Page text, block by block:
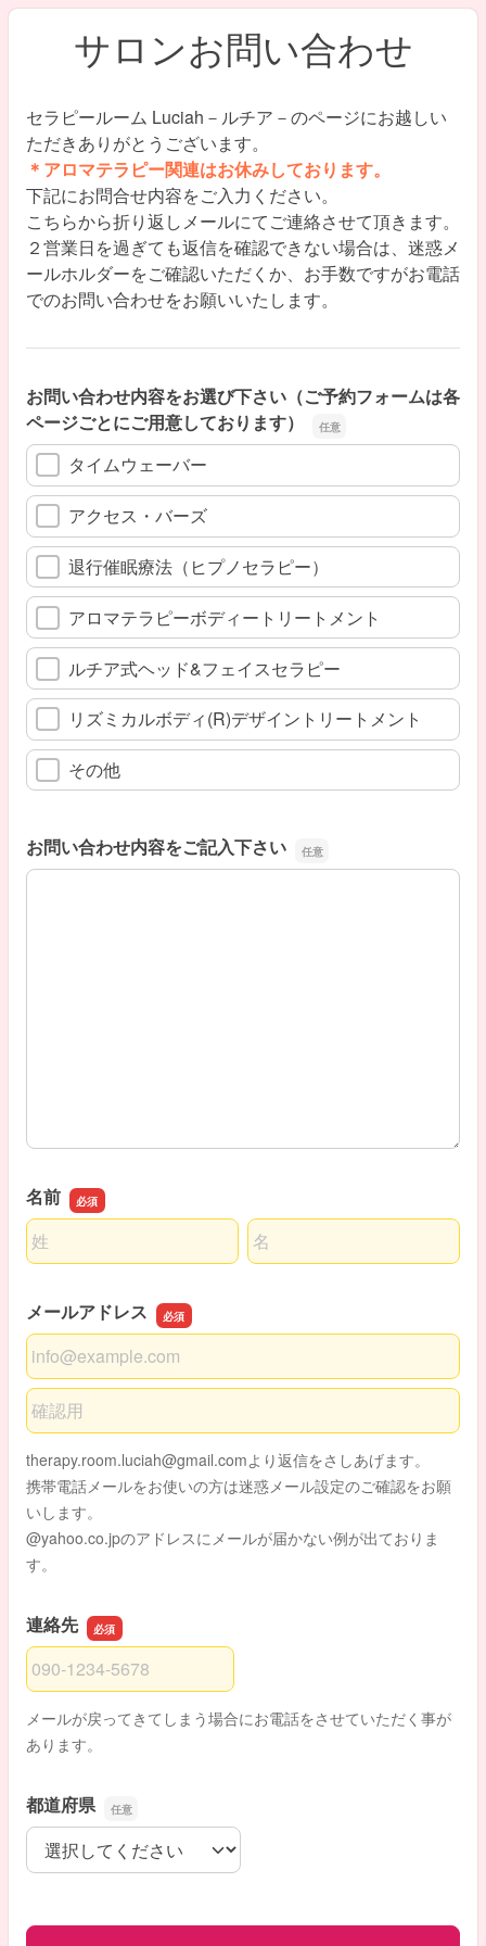
サロンお問い合わせ
セラピールーム Luciah－ルチア－のページにお越しい
ただきありがとうございます。
＊アロマテラピー関連はお休みしております。
下記にお問合せ内容をご入力ください。
こちらから折り返しメールにてご連絡させて頂きます。
２営業日を過ぎても返信を確認できない場合は、迷惑メ
ールホルダーをご確認いただくか、お手数ですがお電話
でのお問い合わせをお願いいたします。
お問い合わせ内容をお選び下さい（ご予約フォームは各
ページごとにご用意しております）
タイムウェーバー
アクセス・バーズ
退行催眠療法（ヒプノセラピー）
アロマテラピーボディートリートメント
ルチア式ヘッド&フェイスセラピー
リズミカルボディ(R)デザイントリートメント
その他
お問い合わせ内容をご記入下さい
お問い合わせ内容をご記入下さい
名前
名前の姓
名前の名
メールアドレス
メールアドレス
メールアドレスの確認用
therapy.room.luciah@gmail.comより返信をさしあげます。
携帯電話メールをお使いの方は迷惑メール設定のご確認をお願
いします。
@yahoo.co.jpのアドレスにメールが届かない例が出ておりま
す。
連絡先
連絡先
メールが戻ってきてしまう場合にお電話をさせていただく事が
あります。
都道府県
都道府県